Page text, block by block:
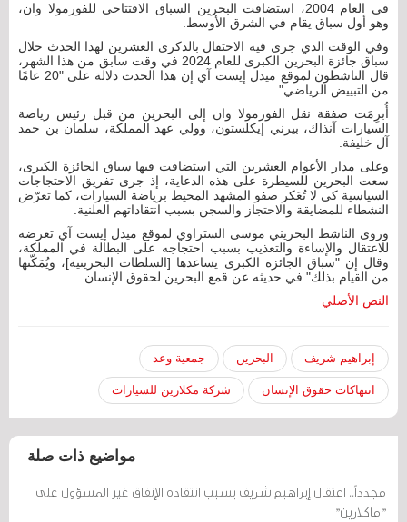
في العام 2004، استضافت البحرين السباق الافتتاحي للفورمولا وان،
وهو أول سباق يقام في الشرق الأوسط.
وفي الوقت الذي جرى فيه الاحتفال بالذكرى العشرين لهذا الحدث خلال
سباق جائزة البحرين الكبرى للعام 2024 في وقت سابق من هذا الشهر،
قال الناشطون لموقع ميدل إيست آي إن هذا الحدث دلالة على "20 عامًا
من التبييض الرياضي".
أُبرِمَت صفقة نقل الفورمولا وان إلى البحرين من قبل رئيس رياضة
السيارات آنذاك، بيرني إيكلستون، وولي عهد المملكة، سلمان بن حمد
آل خليفة.
وعلى مدار الأعوام العشرين التي استضافت فيها سباق الجائزة الكبرى،
سعت البحرين للسيطرة على هذه الدعاية، إذ جرى تفريق الاحتجاجات
السياسية كي لا تُعَكر صفو المشهد المحيط برياضة السيارات، كما تعرّض
النشطاء للمضايقة والاحتجاز والسجن بسبب انتقاداتهم العلنية.
وروى الناشط البحريني موسى الستراوي لموقع ميدل إيست آي تعرضه
للاعتقال والإساءة والتعذيب بسبب احتجاجه على البطالة في المملكة،
وقال إن "سباق الجائزة الكبرى يساعدها [السلطات البحرينية]، ويُمَكّنها
من القيام بذلك" في حديثه عن قمع البحرين لحقوق الإنسان.
النص الأصلي
إبراهيم شريف البحرين جمعية وعد
انتهاكات حقوق الإنسان شركة مكلارين للسيارات
مواضيع ذات صلة
مجدداً.. اعتقال إبراهيم شريف بسبب انتقاده الإنفاق غير المسؤول على
"ماكلارين"